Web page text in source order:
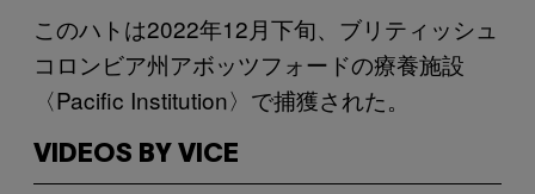
このハトは2022年12月下旬、ブリティッシュ
コロンビア州アボッツフォードの療養施設
〈Pacific Institution〉で捕獲された。
VIDEOS BY VICE